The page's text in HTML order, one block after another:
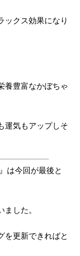
ックス効果になり
養豊富なかぼちゃ
運気もアップしそ
は今回が最後と
した。
を更新できればと